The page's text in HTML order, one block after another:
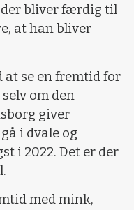
der bliver færdig til
at han bliver
se en fremtid for
om den
giver
i dvale og
i 2022. Det er der
med mink,